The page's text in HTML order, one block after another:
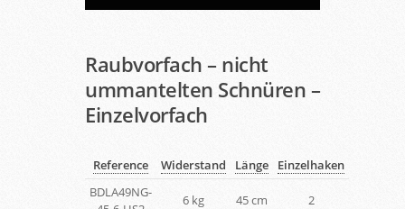
Raubvorfach – nicht
ummantelten Schnüren –
Einzelvorfach
Reference Widerstand Länge
Einzelhaken
BDLA49NG-
6 kg 45 cm 2